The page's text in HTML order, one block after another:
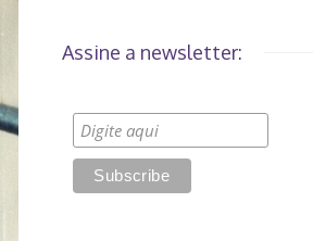
Assine a newsletter: